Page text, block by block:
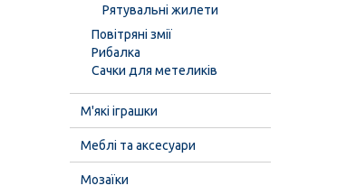
Рятувальні жилети
Повітряні змії
Рибалка
Сачки для метеликів
М'які іграшки
Меблі та аксесуари
Мозаїки